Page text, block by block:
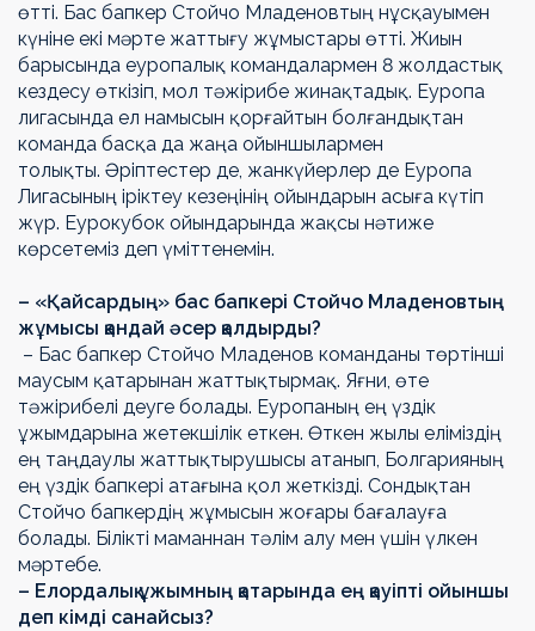
өтті. Бас бапкер Стойчо Младеновтың нұсқауымен
күніне екі мәрте жаттығу жұмыстары өтті. Жиын
барысында еуропалық командалармен 8 жолдастық
кездесу өткізіп, мол тәжірибе жинақтадық. Еуропа
лигасында ел намысын қорғайтын болғандықтан
команда басқа да жаңа ойыншылармен
толықты. Әріптестер де, жанкүйерлер де Еуропа
Лигасының іріктеу кезеңінің ойындарын асыға күтіп
жүр. Еурокубок ойындарында жақсы нәтиже
көрсетеміз деп үміттенемін.
– «Қайсардың» бас бапкері Стойчо Младеновтың
жұмысы қандай әсер қалдырды?
– Бас бапкер Стойчо Младенов команданы төртінші
маусым қатарынан жаттықтырмақ. Яғни, өте
тәжірибелі деуге болады. Еуропаның ең үздік
ұжымдарына жетекшілік еткен. Өткен жылы еліміздің
ең таңдаулы жаттықтырушысы атанып, Болгарияның
ең үздік бапкері атағына қол жеткізді. Сондықтан
Стойчо бапкердің жұмысын жоғары бағалауға
болады. Білікті маманнан тәлім алу мен үшін үлкен
мәртебе.
– Елордалық ұжымның қатарында ең қауіпті ойыншы
деп кімді санайсыз?